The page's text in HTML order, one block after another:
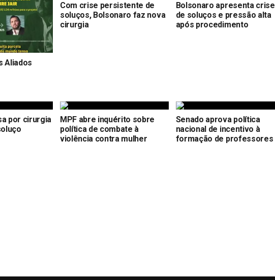
Aliados
Com crise persistente de
soluços, Bolsonaro faz nova
cirurgia
Bolsonaro apresenta crise
de soluços e pressão alta
após procedimento
por cirurgia
MPF abre inquérito sobre
política de combate à
violência contra mulher
Senado aprova política
nacional de incentivo à
formação de professores